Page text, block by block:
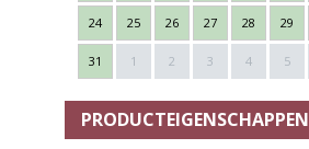
24 25 26 27 28 29
31 1 2 3 4 5
PRODUCTEIGENSCHAPPEN